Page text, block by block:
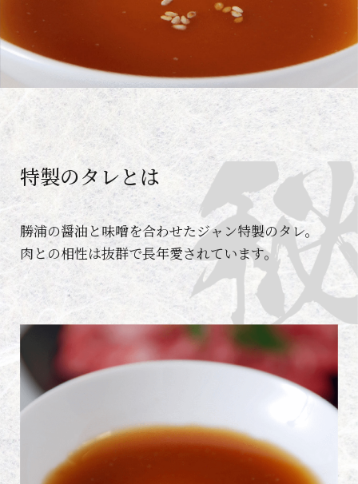
特製のタレとは
勝浦の醤油と味噌を合わせたジャン特製のタレ。
肉との相性は抜群で長年愛されています。